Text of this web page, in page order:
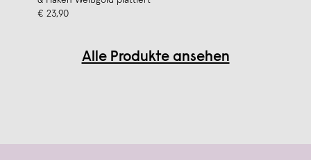
€ 23,90
Alle Produkte ansehen